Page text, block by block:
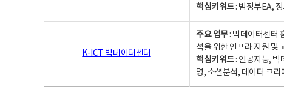
핵심키워드: 범정부EA,
K-ICT 빅데이터센터
주요 업무: 빅데이터센터
석을 위한 인프라 지원 및
핵심키워드: 인공지능, 빅
명, 소셜분석, 데이터 크